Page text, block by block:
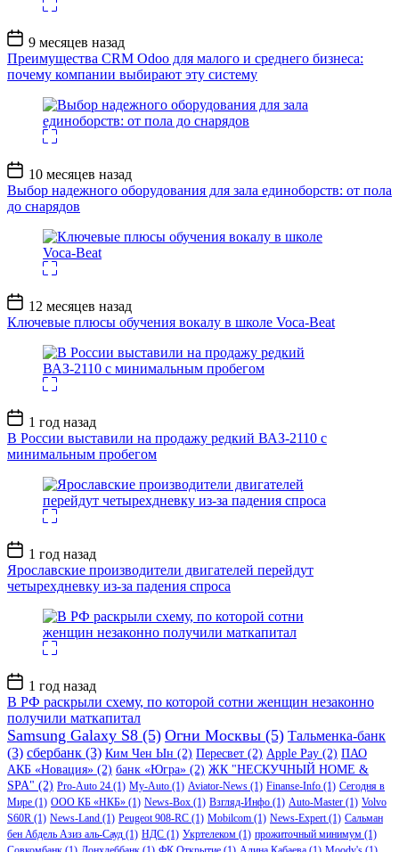
Дата
записи
9 месяцев назад
Преимущества CRM Odoo для малого и среднего бизнеса:
почему компании выбирают эту систему
Дата
записи
10 месяцев назад
Выбор надежного оборудования для зала единоборств: от пола
до снарядов
Дата
записи
12 месяцев назад
Ключевые плюсы обучения вокалу в школе Voca-Beat
Дата
записи
1 год назад
В России выставили на продажу редкий ВАЗ-2110 с
минимальным пробегом
Дата
записи
1 год назад
Ярославские производители двигателей перейдут
четырехдневку из-за падения спроса
Дата
записи
1 год назад
В РФ раскрыли схему, по которой сотни женщин незаконно
получили маткапитал
Samsung Galaxy S8 (5) Огни Москвы (5) Тальменка-банк
(3) сбербанк (3) Ким Чен Ын (2) Пересвет (2) Apple Pay (2) ПАО
АКБ «Новация» (2) банк «Югра» (2) ЖК "НЕСКУЧНЫЙ HOME &
SPA" (2) Pro-Auto 24 (1) My-Auto (1) Aviator-News (1) Finanse-Info (1) Сегодня в
Мире (1) ООО КБ «НКБ» (1) News-Box (1) Взгляд-Инфо (1) Auto-Master (1) Volvo
S60R (1) News-Land (1) Peugeot 908-RC (1) Mobilcom (1) News-Expert(1) Сальман
бен Абдель Азиз аль-Сауд (1) НДС (1) Укртелеком (1) прожиточный минимум (1)